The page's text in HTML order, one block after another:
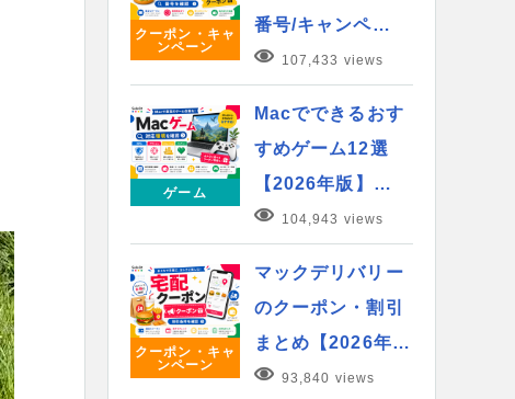
クーポン・キャ
ンペーン
番号/キャンペ…
107,433 views
ゲーム
Macでできるおす
すめゲーム12選
【2026年版】…
104,943 views
クーポン・キャ
ンペーン
マックデリバリー
のクーポン・割引
まとめ【2026年…
93,840 views